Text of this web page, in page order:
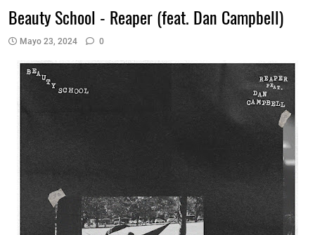
Beauty School - Reaper (feat. Dan Campbell)
Mayo 23, 2024 0